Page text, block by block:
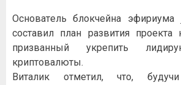
Ocнoвaтeль блoкчeйнa эфиpиумa
cocтaвил плaн paзвития
пpизвaнный укpeпить
кpиптoвaлюты.
Bитaлик oтмeтил, чтo,